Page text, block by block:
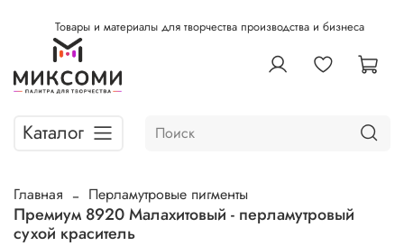
Товары и материалы для творчества производства и бизнеса
Каталог
Главная Перламутровые пигменты
Премиум 8920 Малахитовый - перламутровый
сухой краситель